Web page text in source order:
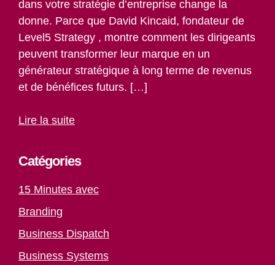
dans votre stratégie d’entreprise change la
donne. Parce que David Kincaid, fondateur de
Level5 Strategy , montre comment les dirigeants
peuvent transformer leur marque en un
générateur stratégique à long terme de revenus
et de bénéfices futurs. […]
Lire la suite
Catégories
15 Minutes avec
Branding
Business Dispatch
Business Systems